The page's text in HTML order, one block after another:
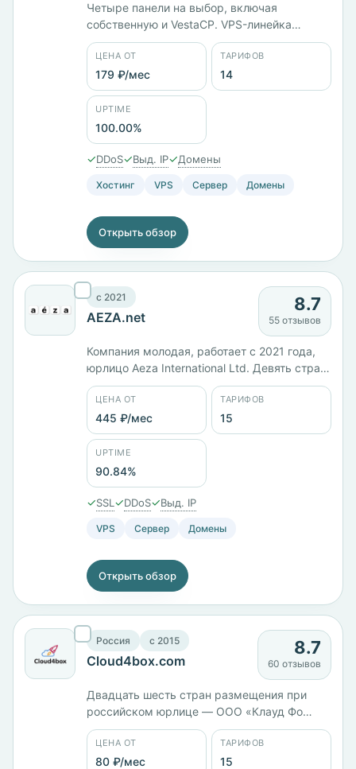
Четыре панели на выбор, включая
собственную и VestaCP. VPS-линейка
построена на KVM: от KVM-1 за 417 ₽/мес до
KVM-12 с 6 ядрами и 12 ГБ памяти за 3465
₽/мес, всего 14 тарифов, минимум — 179 ₽/
мес. Серверы в России и Нидерландах.
Юрлицо ООО «МакХост», работает с 2004
года.
ЦЕНА ОТ
179 ₽/мес
ТАРИФОВ
14
UPTIME
100.00%
✓DDoS✓Выд. IP✓Домены
Хостинг VPS Сервер Домены
Открыть обзор
c 2021
AEZA.net
8.7
55 отзывов
Компания молодая, работает с 2021 года,
юрлицо Aeza International Ltd. Девять стран
размещения: Россия, Германия,
Нидерланды, Финляндия, Франция, Швеция,
Австрия, Великобритания и США.
Пятнадцать тарифов от 444 ₽/мес, панель
собственная, оплатить можно биткоином.
Заявленный uptime по карточке — 90,84%,
это низкий показатель для каталога.
ЦЕНА ОТ
445 ₽/мес
ТАРИФОВ
15
UPTIME
90.84%
✓SSL ✓DDoS✓Выд. IP
VPS Сервер Домены
Открыть обзор
Россия c 2015
Cloud4box.com
8.7
60 отзывов
Двадцать шесть стран размещения при
российском юрлице — ООО «Клауд Фо
Бокс». Тарифы различаются типом диска:
VPS на HDD с Ceph стоит 381 ₽/мес, на SSD
— 651 ₽/мес, на NVMe — 838 ₽/мес при
ЦЕНА ОТ
80 ₽/мес
ТАРИФОВ
15